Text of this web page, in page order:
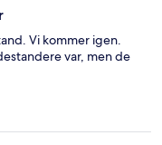
Vi kommer igen.
var, men de